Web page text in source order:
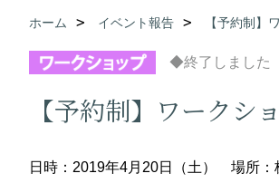
ホーム イベント報告 【予約制】
◆終了しました
【予約制】ワークシ
日時：2019年4月20日（土） 場所